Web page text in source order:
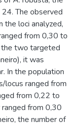
The observed
loci analyzed,
from 0,30 to
two targeted
it was
In the population
locus ranged from
from 0,22 to
from 0,30
the number of